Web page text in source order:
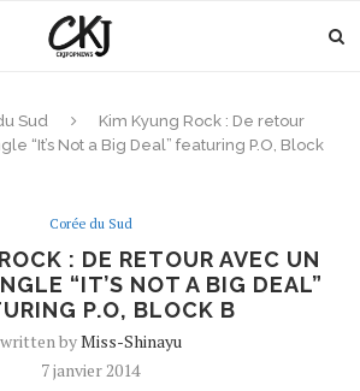
Sud
Kim Kyung Rock : De retour
“It’s Not a Big Deal” featuring P.O, Block
Corée du Sud
: DE RETOUR AVEC UN
“IT’S NOT A BIG DEAL”
P.O, BLOCK B
written byMiss-Shinayu
7 janvier 2014